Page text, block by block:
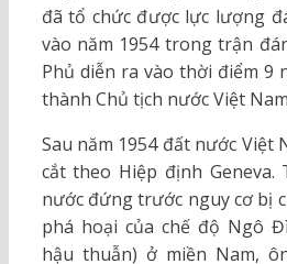
đã tổ chức được lực lượng
vào năm 1954 trong trận
Phủ diễn ra vào thời điểm 9
thành Chủ tịch nước Việt
Sau năm 1954 đất nước Việt
cắt theo Hiệp định
nước đứng trước nguy cơ bị
phá hoại của chế độ Ngô
hậu thuẫn) ở miền Nam,